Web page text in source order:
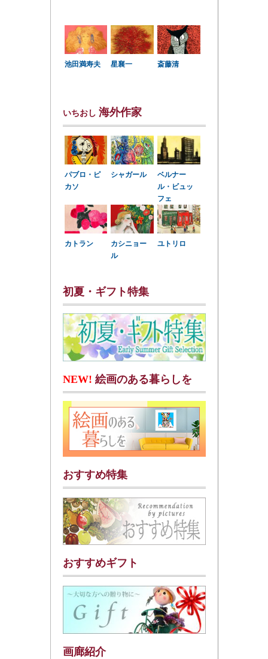
池田満寿夫 星襄一 斎藤清
いちおし 海外作家
パブロ・ピ
カソ
シャガール
ベルナー
ル・ビュッ
フェ
カトラン
カシニョー
ル
ユトリロ
初夏・ギフト特集
NEW! 絵画のある暮らしを
おすすめ特集
おすすめギフト
画廊紹介